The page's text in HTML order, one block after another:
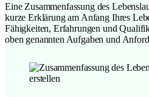
Eine Zusammenfassung des
kurze Erklärung am Anfang Ihres
Fähigkeiten, Erfahrungen und
oben genannten Aufgaben und